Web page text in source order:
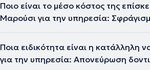
Ποιο είναι το μέσο κόστος της
Μαρούσι για την υπηρεσία:
Ποια ειδικότητα είναι η κατάλληλη
για την υπηρεσία: Απονεύρωση